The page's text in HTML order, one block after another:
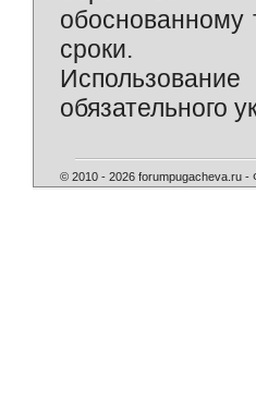
сроки.
обязательного
© 2010 - 2026 forumpugacheva.ru -